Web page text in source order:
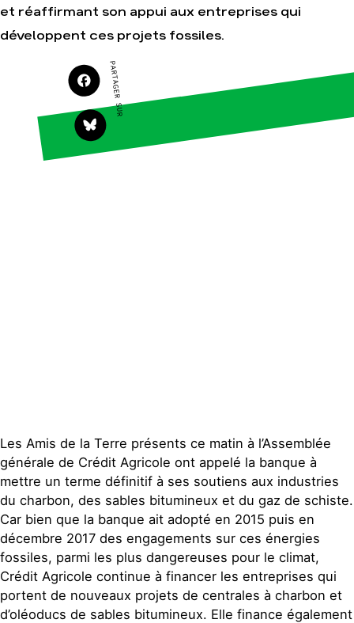
Télécharger
guides éco-citoyens
Actualités
Espace presse
Publications
et réaffirmant son appui aux entreprises qui
développent ces projets fossiles.
PARTAGER SUR
Les Amis de la Terre présents ce matin à l’Assemblée
générale de Crédit Agricole ont appelé la banque à
mettre un terme définitif à ses soutiens aux industries
du charbon, des sables bitumineux et du gaz de schiste.
Car bien que la banque ait adopté en 2015 puis en
décembre 2017 des engagements sur ces énergies
fossiles, parmi les plus dangereuses pour le climat,
Crédit Agricole continue à financer les entreprises qui
portent de nouveaux projets de centrales à charbon et
d’oléoducs de sables bitumineux. Elle finance également